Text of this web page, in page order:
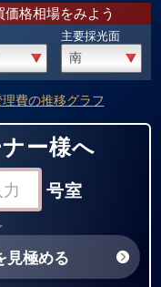
格相場をみよう
主要採光面
理費の推移グラフ
ー様へ
号室
見極める